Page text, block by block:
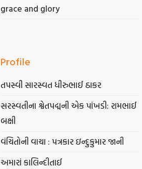
grace and glory
Profile
તપસ્વી સારસ્વત ધીરુભાઈ ઠાકર
સરસ્વતીના શ્વેતપદ્મની એક પાંખડી: રામભાઈ
બક્ષી
વંચિતોની વાચા : પત્રકાર ઇન્દુકુમાર જાની
અમારાં કાલિન્દીતાઈ